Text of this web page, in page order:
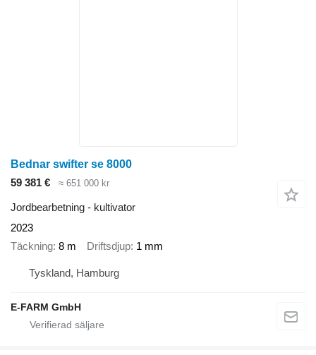
Bednar swifter se 8000
59 381 €
≈ 651 000 kr
Jordbearbetning - kultivator
2023
Täckning 8 m Driftsdjup 1 mm
Tyskland, Hamburg
E-FARM GmbH